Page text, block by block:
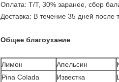
Оплата: T/T, 30% заранее, сбор
Доставка: В течение 35 дней
Общее благоухание
Лимон Апельсин
Pina Colada
Известка